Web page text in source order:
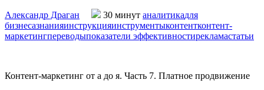
Александр Драган 30 минут аналитикадля
бизнесазнанияинструкцияинструментыконтентконтент-
маркетингпереводыпоказатели эффективностирекламастатьи
Контент-маркетинг от а до я. Часть 7. Платное продвижение